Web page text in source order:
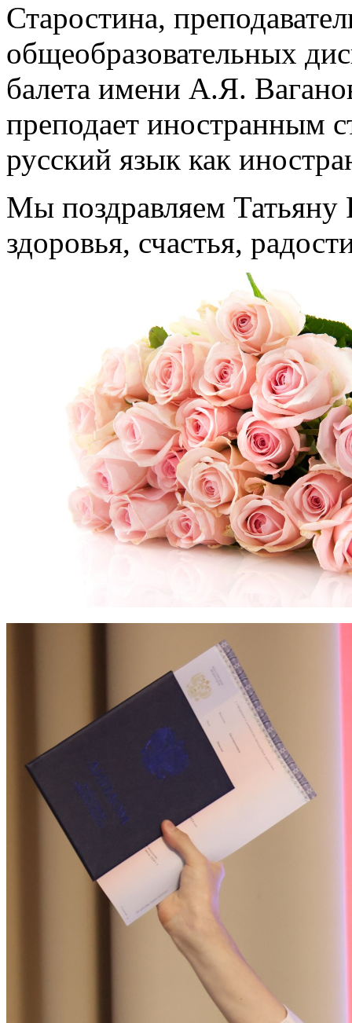
Старостина,
общеобразовательных
балета имени А.Я.
преподает иностранным
русский язык как
Мы поздравляем
здоровья, счастья,